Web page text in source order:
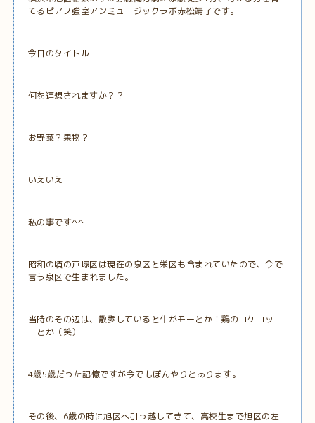
てるピアノ強室アンミュージックラボ赤松靖子です。
今日のタイトル
何を連想されますか？？
お野菜？果物？
いえいえ
私の事です^^
昭和の頃の戸塚区は現在の泉区と栄区も含まれていたので、今で
言う泉区で生まれました。
当時のその辺は、散歩していると牛がモーとか！鶏のコケコッコ
ーとか（笑）
4歳5歳だった記憶ですが今でもぼんやりとあります。
その後、6歳の時に旭区へ引っ越してきて、高校生まで旭区の左